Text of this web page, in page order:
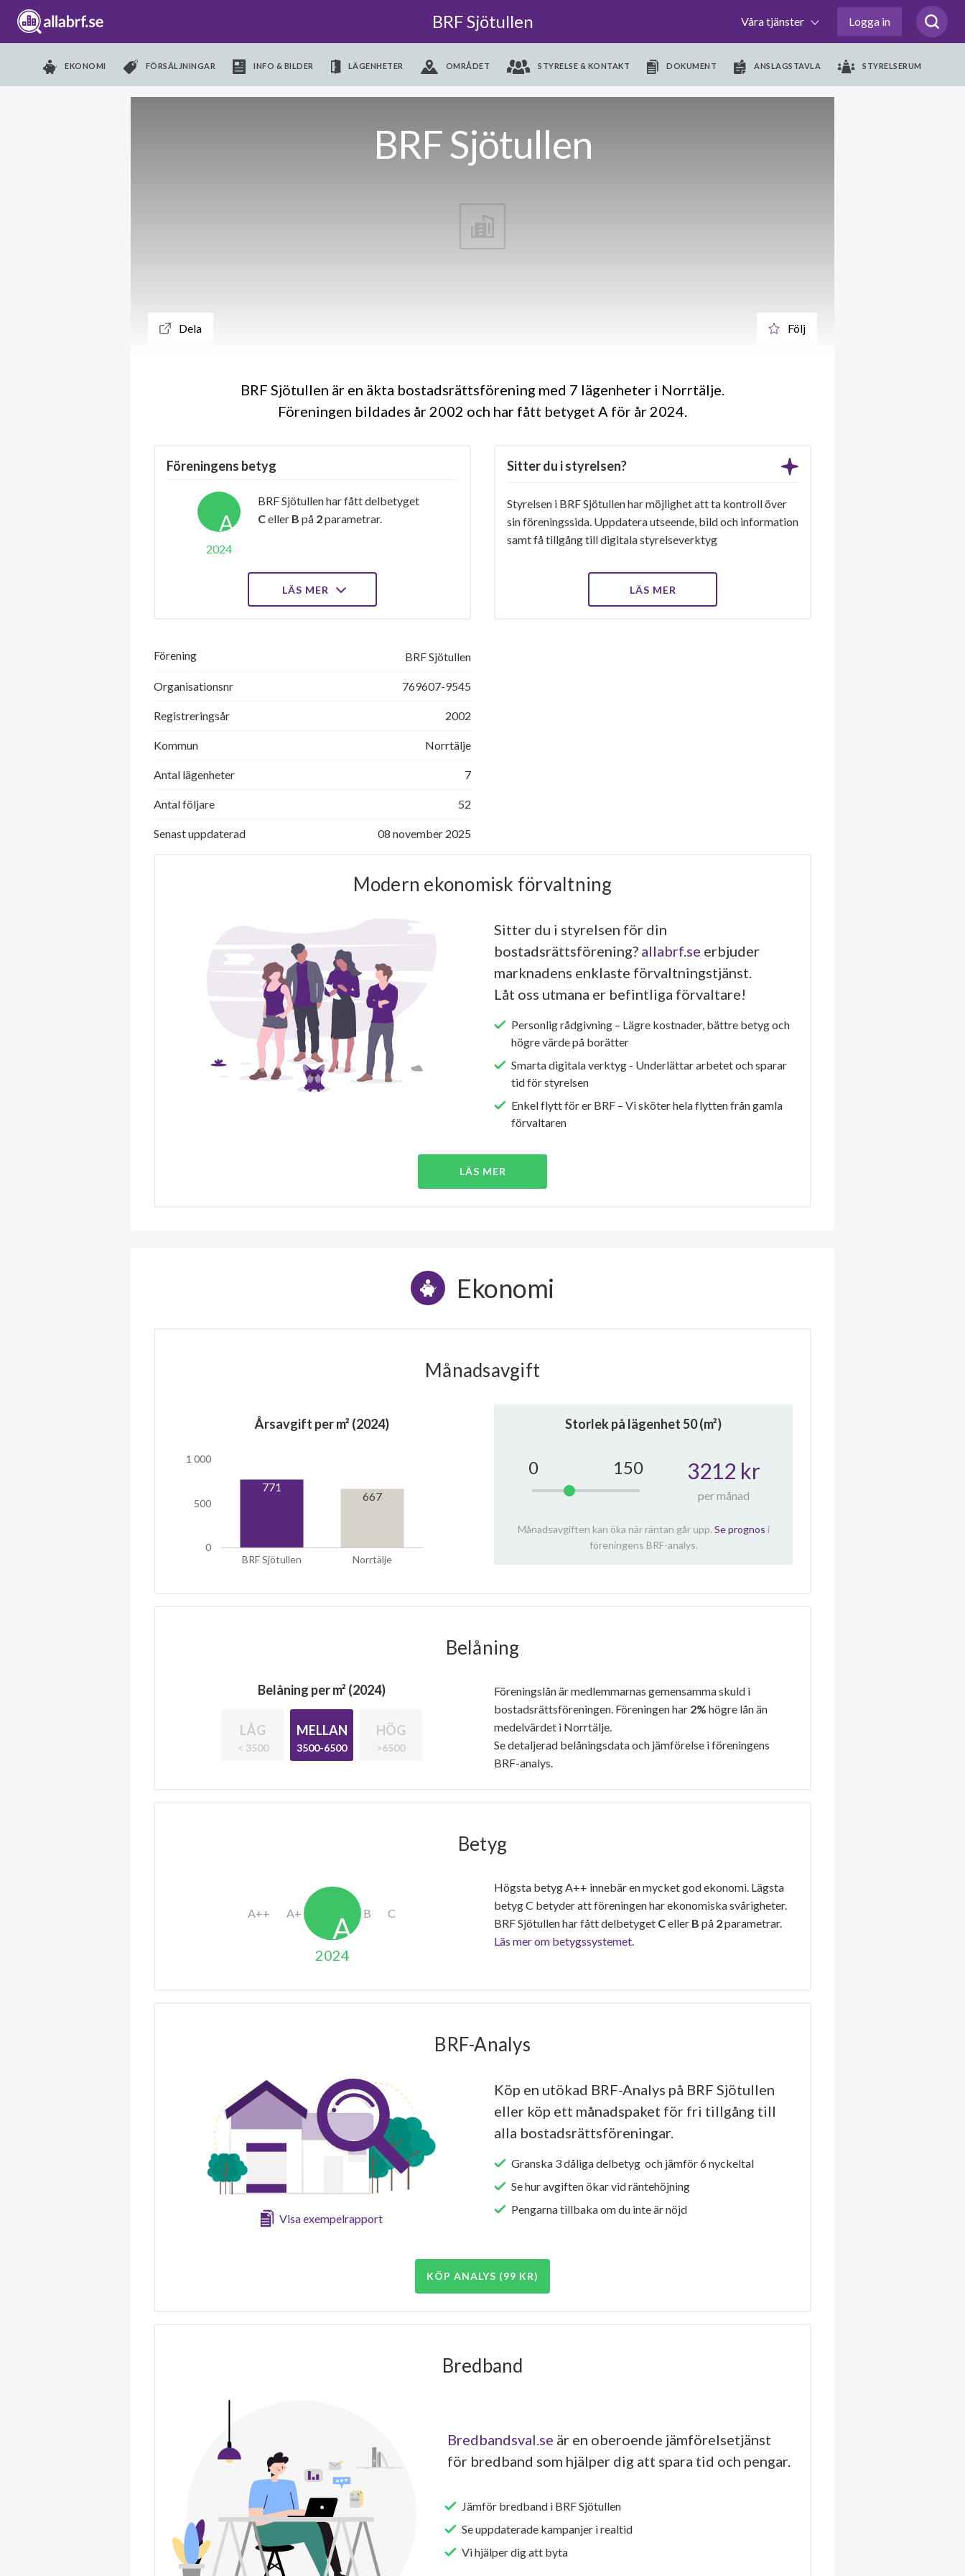
BRF Sjötullen Våra tjänster Logga in
EKONOMI FÖRSÄLJNINGAR INFO & BILDER LÄGENHETER OMRÅDET STYRELSE & KONTAKT DOKUMENT ANSLAGSTAVLA STYRELSERUM
BRF Sjötullen
Dela Följ
BRF Sjötullen är en äkta bostadsrättsförening med 7 lägenheter i Norrtälje.
Föreningen bildades år 2002 och har fått betyget A för år 2024
Föreningens betyg
A
2024
BRF Sjötullen har fått delbetyget
Celler B på 2parametrar.
LÄS MER
Sitter du i styrelsen?
Styrelsen i BRF Sjötullen har möjlighet att ta kontroll över
sin föreningssida. Uppdatera utseende, bild och information
samt få tillgång till digitala styrelseverktyg
LÄS MER
Förening BRF Sjötullen
Organisationsnr 769607-9545
Registreringsår 2002
Kommun Norrtälje
Antal lägenheter 7
Antal följare 52
Senast uppdaterad 08 november 2025
Modern ekonomisk förvaltning
Sitter du i styrelsen för din
bostadsrättsförening? allabrf.se erbjuder
marknadens enklaste förvaltningstjänst.
Låt oss utmana er befintliga förvaltare!
Personlig rådgivning – Lägre kostnader, bättre betyg och
högre värde på borätter
Smarta digitala verktyg - Underlättar arbetet och sparar
tid för styrelsen
Enkel flytt för er BRF – Vi sköter hela flytten från gamla
förvaltaren
LÄS MER
Ekonomi
Månadsavgift
Årsavgift per m² (2024)
BRF Sjötullen Norrtälje
0
500
1 000
771
667
Storlek på lägenhet50(m²)
0 150 3212 kr
per månad
Månadsavgiften kan öka när räntan går upp. Se prognos i
föreningens BRF-analys.
Belåning
Belåning per m² (2024)
LÅG
< 3500
MELLAN
3500-6500
HÖG
>6500
Föreningslån är medlemmarnas gemensamma skuld i
bostadsrättsföreningen. Föreningen har 2% högre lån än
medelvärdet i Norrtälje.
Se detaljerad belåningsdata och jämförelse i föreningens
BRF-analys.
Betyg
2024
Högsta betyg A++ innebär en mycket god ekonomi. Lägsta
betyg C betyder att föreningen har ekonomiska svårigheter.
BRF Sjötullen har fått delbetyget Celler B på 2parametrar.
Läs mer om betygssystemet.
BRF-Analys
Visa exempelrapport
Köp en utökad BRF-Analys på BRF Sjötullen
eller köp ett månadspaket för fri tillgång till
alla bostadsrättsföreningar.
Granska 3 dåliga delbetyg och jämför 6 nyckeltal
Se hur avgiften ökar vid räntehöjning
Pengarna tillbaka om du inte är nöjd
KÖP ANALYS (99 KR)
Bredband
Bredbandsval.se är en oberoende jämförelsetjänst
för bredband som hjälper dig att spara tid och pengar.
Jämför bredband i BRF Sjötullen
Se uppdaterade kampanjer i realtid
Vi hjälper dig att byta